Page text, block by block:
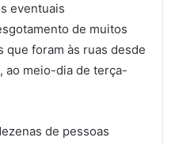
eventuais
de muitos
foram às ruas desde
ao meio-dia de terça-
de pessoas